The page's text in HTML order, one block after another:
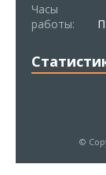
Часы
работы:
©